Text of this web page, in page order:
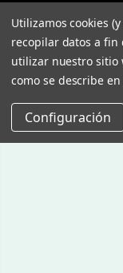
Utilizamos cookies
recopilar datos a fin
utilizar nuestro sitio
como se describe en
Configuración